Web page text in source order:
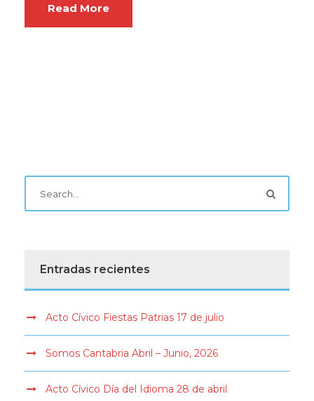
Read More
Entradas recientes
Acto Cívico Fiestas Patrias 17 de julio
Somos Cantabria Abril – Junio, 2026
Acto Cívico Día del Idioma 28 de abril